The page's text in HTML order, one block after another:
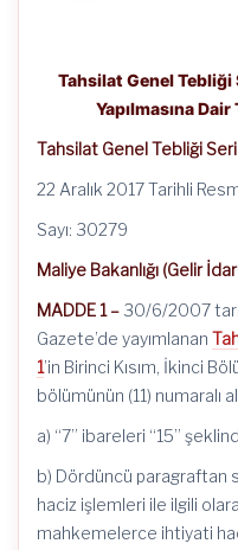
Tahsilat Genel Tebliği
Yapılmasına
Tahsilat Genel Tebliği
22 Aralık 2017 Tarihli
Sayı: 30279
Maliye Bakanlığı (Gelir
MADDE 1 – 30/6/2007
Gazete’de yayımlanan
1’in Birinci Kısım, İkinci
bölümünün (11) numaralı
a) “7” ibareleri “15”
b) Dördüncü paragraftan
haciz işlemleri ile ilgili
mahkemelerce ihtiyati